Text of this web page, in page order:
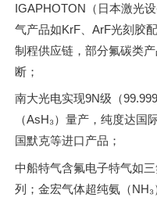
IGAPHOTON（日本激光
气产品如KrF、ArF光刻胶
制程供应链，部分氟碳类
断；
南大光电实现9N级（
（AsH₃）量产，纯度达
国默克等进口产品；
中船特气含氟电子特气如
列；金宏气体超纯氨（